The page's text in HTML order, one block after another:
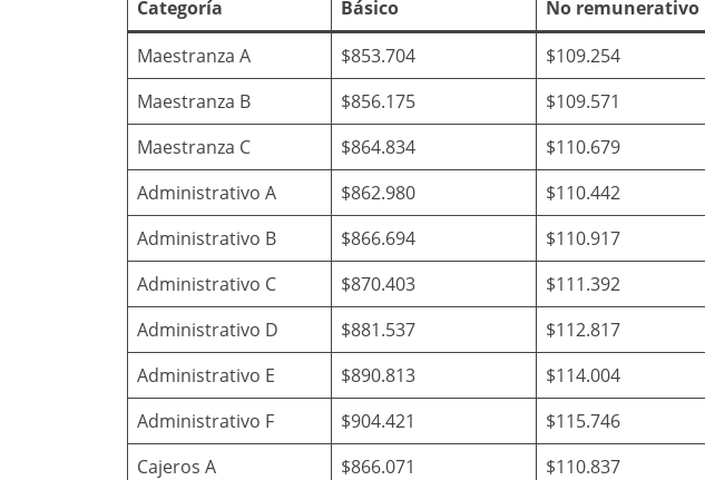
Categoría Básico No remunerativo
Maestranza A
$853.704 $109.254
Maestranza B
$856.175 $109.571
Maestranza C
$864.834 $110.679
Administrativo A
$862.980 $110.442
Administrativo B
$866.694 $110.917
Administrativo C
$870.403 $111.392
Administrativo D
$881.537 $112.817
Administrativo E
$890.813 $114.004
Administrativo F
$904.421 $115.746
Cajeros A
$866.071 $110.837